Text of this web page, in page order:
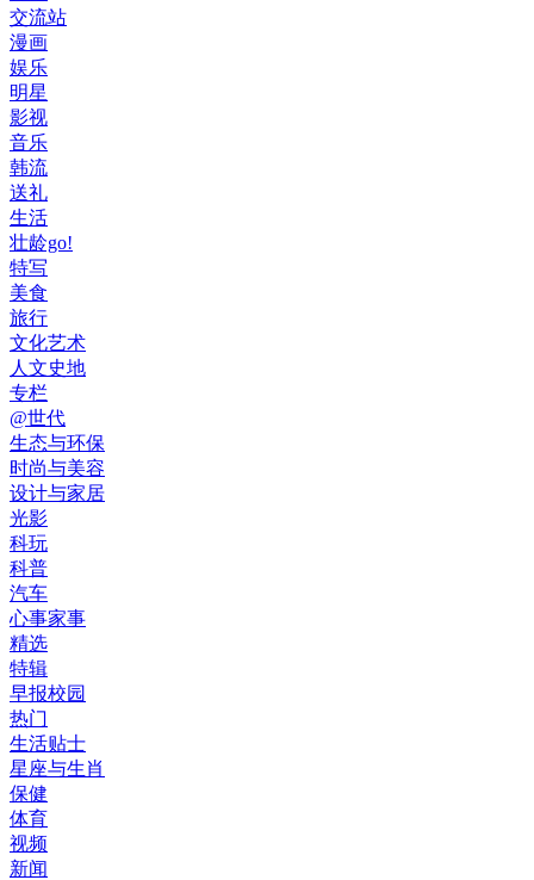
交流站
漫画
娱乐
明星
影视
音乐
韩流
送礼
生活
壮龄go!
特写
美食
旅行
文化艺术
人文史地
专栏
@世代
生态与环保
时尚与美容
设计与家居
光影
科玩
科普
汽车
心事家事
精选
特辑
早报校园
热门
生活贴士
星座与生肖
保健
体育
视频
新闻